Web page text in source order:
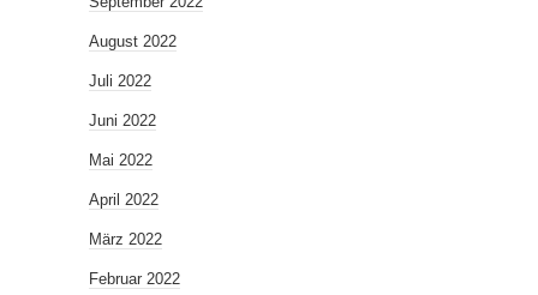
August 2022
Juli 2022
Juni 2022
Mai 2022
April 2022
März 2022
Februar 2022